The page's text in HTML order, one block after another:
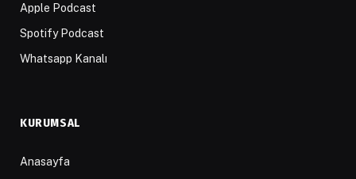
Apple Podcast
Spotify Podcast
Whatsapp Kanalı
KURUMSAL
Anasayfa